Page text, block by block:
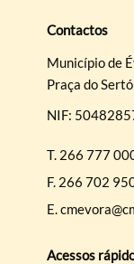
Contactos
Município de
Praça do
NIF:
T. 266 777
F. 266 702
E.
Acessos